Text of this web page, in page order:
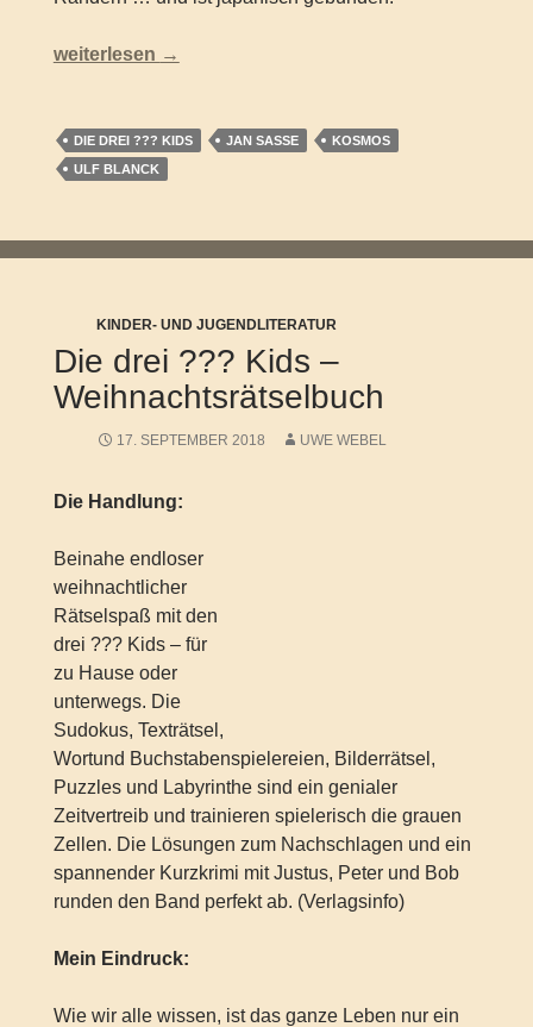
Die drei ??? Kids – 24 Tage im Weihnachtszirkus
weiterlesen →
DIE DREI ??? KIDS JAN SASSE
KOSMOS
ULF BLANCK
KINDER- UND JUGENDLITERATUR
Die drei ??? Kids –
Weihnachtsrätselbuch
17. SEPTEMBER 2018 UWE WEBEL
Die Handlung:
Beinahe endloser
weihnachtlicher
Rätselspaß mit den
drei ??? Kids – für
zu Hause oder
unterwegs. Die
Sudokus, Texträtsel,
Wortund Buchstabenspielereien, Bilderrätsel,
Puzzles und Labyrinthe sind ein genialer
Zeitvertreib und trainieren spielerisch die grauen
Zellen. Die Lösungen zum Nachschlagen und ein
spannender Kurzkrimi mit Justus, Peter und Bob
runden den Band perfekt ab. (Verlagsinfo)
Mein Eindruck:
Wie wir alle wissen, ist das ganze Leben nur ein